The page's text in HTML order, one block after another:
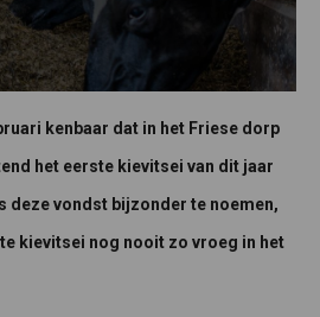
kenbaar dat in het Friese dorp
het eerste kievitsei van dit jaar
deze vondst bijzonder te noemen,
kievitsei nog nooit zo vroeg in het